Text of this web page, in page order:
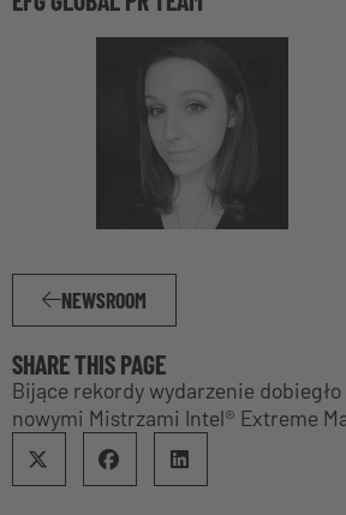
NEWSROOM
SHARE THIS PAGE
Bijące rekordy wydarzenie dobiegło
nowymi Mistrzami Intel® Extreme